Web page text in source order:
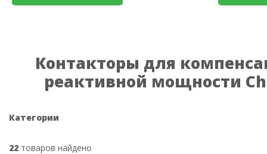
Контакторы для
реактивной мощности
Категории
22 товаров найдено